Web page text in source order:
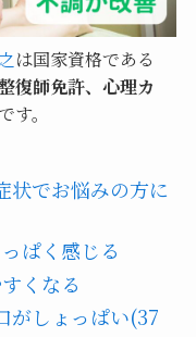
は国家資格である
復師免許、心理カ
。
状でお悩みの方に
ぱく感じる
くなる
がしょっぱい(37